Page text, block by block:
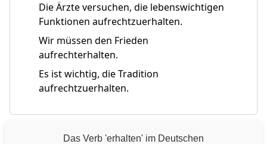
Die Ärzte versuchen, die lebenswichtigen
Funktionen aufrechtzuerhalten.
Wir müssen den Frieden
aufrechterhalten.
Es ist wichtig, die Tradition
aufrechtzuerhalten.
Das Verb 'erhalten' im Deutschen